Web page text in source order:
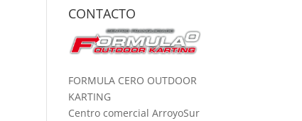
CONTACTO
FORMULA CERO OUTDOOR
KARTING
Centro comercial ArroyoSur